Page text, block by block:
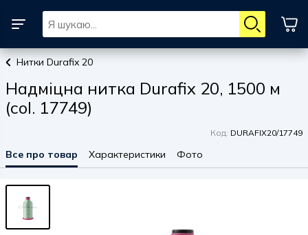
Нитки Durafix 20
Надміцна нитка Durafix 20, 1500 м
(col. 17749)
Код: DURAFIX20/17749
Все про товар Характеристики Фото